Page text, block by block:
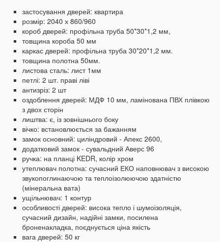
застосування дверей: квартира
розмір: 2040 х 860/960
короб дверей: профільна труба 50*30*1,2 мм,
товщина короба 50 мм
каркас дверей: профільна труба 30*20*1,2 мм.
товщина полотна 50мм.
листова сталь: лист 1мм
петлі: 2 шт. праві ліві
антизріз: 2 шт
оздоблення дверей: МДФ 10 мм, ламінована ПВХ плівкою
з двох сторін
лиштва: є, із зовнішнього боку
вічко: встановлюється за бажанням
замок основний: циліндровий - Апекс 2600,
додатковий замок - сувальдний Аверс 96
ручка: на планці KEDR, колір хром
утеплювач полотна: сучасний ЕКО наповнювач з високою
звукопоглинаючою та теплоізолюючою здатністю
(мінеральна вата)
ущільнювач: 1 контур
особливості дверей: висока тепло і шумоізоляція,
сучасний дизайн, надійні замки, посилена
броненакладка, поєднується ціна якість
вага дверей: 50 кг